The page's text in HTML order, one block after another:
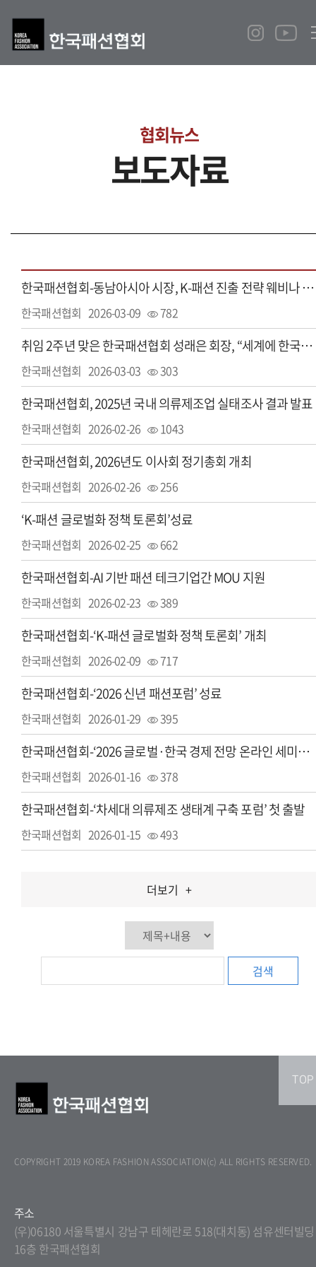
협회뉴스
보도자료
한국패션협회-동남아시아 시장, K-패션 진출 전략 웨비나 개최
한국패션협회 2026-03-09 782
취임 2주년 맞은 한국패션협회 성래은 회장, “세계에 한국을 입히겠다”
한국패션협회 2026-03-03 303
한국패션협회, 2025년 국내 의류제조업 실태조사 결과 발표
한국패션협회 2026-02-26 1043
한국패션협회, 2026년도 이사회 정기총회 개최
한국패션협회 2026-02-26 256
‘K-패션 글로벌화 정책 토론회’성료
한국패션협회 2026-02-25 662
한국패션협회-AI 기반 패션 테크기업간 MOU 지원
한국패션협회 2026-02-23 389
한국패션협회-‘K-패션 글로벌화 정책 토론회’ 개최
한국패션협회 2026-02-09 717
한국패션협회-‘2026 신년 패션포럼’ 성료
한국패션협회 2026-01-29 395
한국패션협회-‘2026 글로벌·한국 경제 전망 온라인 세미나’ 성료
한국패션협회 2026-01-16 378
한국패션협회-‘차세대 의류제조 생태계 구축 포럼’ 첫 출발
한국패션협회 2026-01-15 493
더보기 +
검색
COPYRIGHT 2019 KOREA FASHION ASSOCIATION(c) ALL RIGHTS RESERVED.
주소
(우)06180 서울특별시 강남구 테헤란로 518(대치동) 섬유센터빌딩
16층 한국패션협회
TOP